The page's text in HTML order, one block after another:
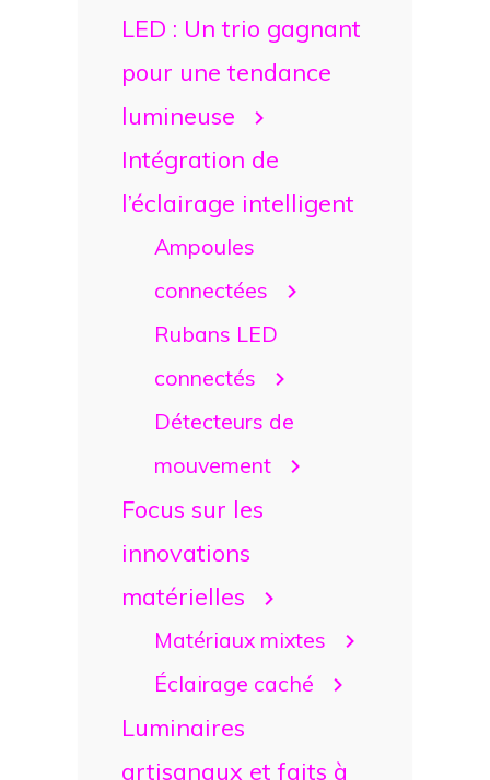
LED : Un trio gagnant
pour une tendance
lumineuse
Intégration de
l’éclairage intelligent
Ampoules
connectées
Rubans LED
connectés
Détecteurs de
mouvement
Focus sur les
innovations
matérielles
Matériaux mixtes
Éclairage caché
Luminaires
artisanaux et faits à